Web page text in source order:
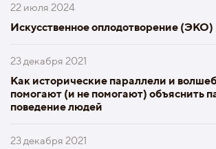
22 июля 2024
Искусственное оплодотворение (ЭКО)
23 декабря 2021
Как исторические параллели и
помогают (и не помогают) объяснить
поведение людей
23 декабря 2021